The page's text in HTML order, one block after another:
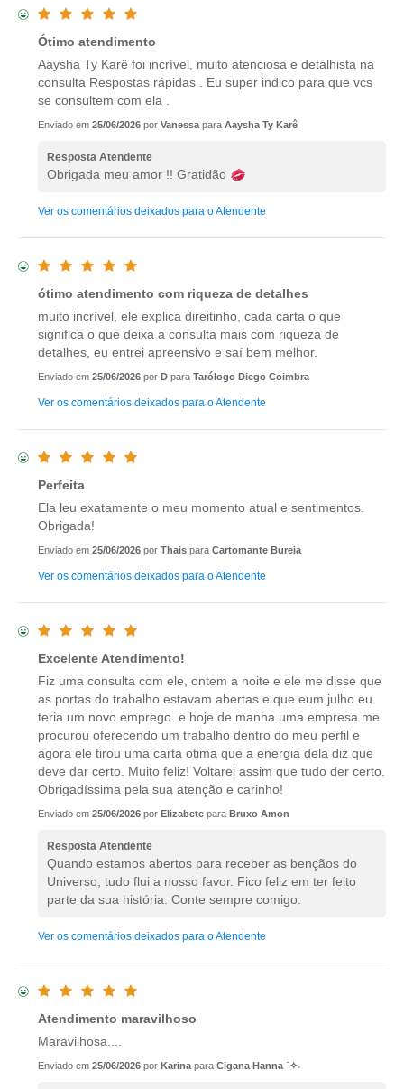
Ótimo atendimento
Aaysha Ty Karê foi incrível, muito atenciosa e detalhista na
consulta Respostas rápidas . Eu super indico para que vcs
se consultem com ela .
Enviado em 25/06/2026 por Vanessa para Aaysha Ty Karê
Resposta Atendente
Obrigada meu amor !! Gratidão
Ver os comentários deixados para o Atendente
ótimo atendimento com riqueza de detalhes
muito incrível, ele explica direitinho, cada carta o que
significa o que deixa a consulta mais com riqueza de
detalhes, eu entrei apreensivo e saí bem melhor.
Enviado em 25/06/2026 por D para Tarólogo Diego Coimbra
Ver os comentários deixados para o Atendente
Perfeita
Ela leu exatamente o meu momento atual e sentimentos.
Obrigada!
Enviado em 25/06/2026 por Thais para Cartomante Bureia
Ver os comentários deixados para o Atendente
Excelente Atendimento!
Fiz uma consulta com ele, ontem a noite e ele me disse que
as portas do trabalho estavam abertas e que eum julho eu
teria um novo emprego. e hoje de manha uma empresa me
procurou oferecendo um trabalho dentro do meu perfil e
agora ele tirou uma carta otima que a energia dela diz que
deve dar certo. Muito feliz! Voltarei assim que tudo der certo.
Obrigadíssima pela sua atenção e carinho!
Enviado em 25/06/2026 por Elizabete para Bruxo Amon
Resposta Atendente
Quando estamos abertos para receber as bençãos do
Universo, tudo flui a nosso favor. Fico feliz em ter feito
parte da sua história. Conte sempre comigo.
Ver os comentários deixados para o Atendente
Atendimento maravilhoso
Maravilhosa....
Enviado em 25/06/2026 por Karina para Cigana Hanna ˙✧˖